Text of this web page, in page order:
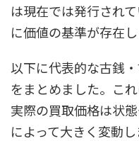
は現在では発行され
に価値の基準が存在し
以下に代表的な古銭
をまとめました。こ
実際の買取価格は状
によって大きく変動し